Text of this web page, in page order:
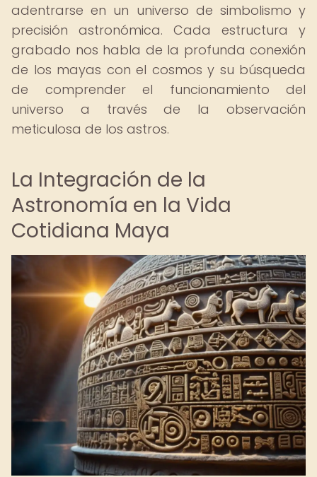
adentrarse en un universo de simbolismo y
precisión astronómica. Cada estructura y
grabado nos habla de la profunda conexión
de los mayas con el cosmos y su búsqueda
de comprender el funcionamiento del
universo a través de la observación
meticulosa de los astros.
La Integración de la
Astronomía en la Vida
Cotidiana Maya